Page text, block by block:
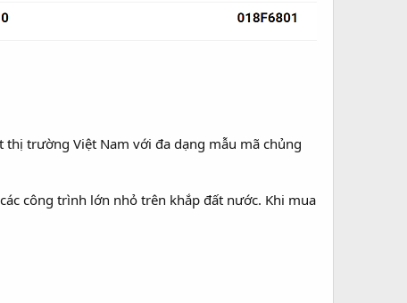
thị trường Việt Nam với đa dạng mẫu mã chủng
công trình lớn nhỏ trên khắp đất nước. Khi mua